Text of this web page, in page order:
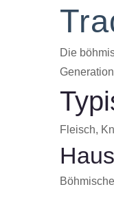
Die
Fleisch,